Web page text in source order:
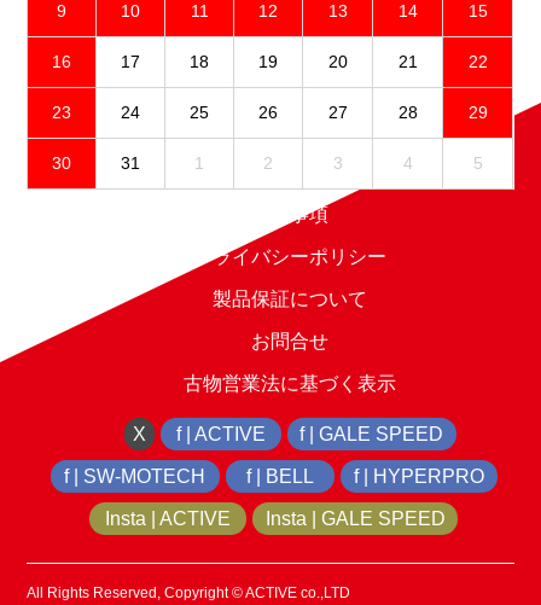
9 10 11 12 13 14 15
16 17 18 19 20 21 22
23 24 25 26 27 28 29
30 31 1 2 3 4 5
免責事項
プライバシーポリシー
製品保証について
お問合せ
古物営業法に基づく表示
X f | ACTIVE f | GALE SPEED
f | SW-MOTECH f | BELL f | HYPERPRO
Insta | ACTIVE Insta | GALE SPEED
All Rights Reserved, Copyright © ACTIVE co.,LTD